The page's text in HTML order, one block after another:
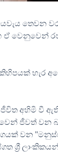
තෙවන
ඒ වෙනුවෙන්
හැර
අහිමි වී
ජීවත් වන
වන
ශ්‍රී